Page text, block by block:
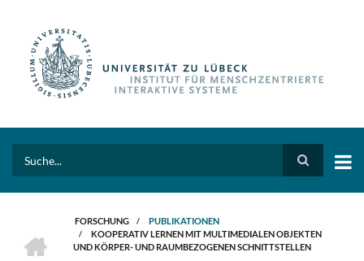
PFADNAVIGATION
FORSCHUNG / PUBLIKATIONEN
/
KOOPERATIV LERNEN MIT MULTIMEDIALEN OBJEKTEN
UND KÖRPER- UND RAUMBEZOGENEN SCHNITTSTELLEN